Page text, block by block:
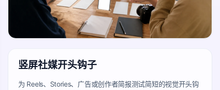
竖屏社媒开头钩子
为 Reels、Stories、广告或创作者简报测试简短的视觉开头钩